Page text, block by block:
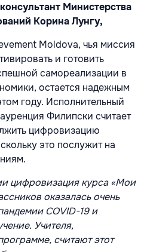
Министерства
Корина Лунгу,
Moldova, чья миссия
и готовить
самореализации в
остается надежным
году. Исполнительный
Филипски считает
цифровизацию
это послужит на
цифровизация курса «Мои
оказалась очень
COVID-19 и
Учителя,
считают этот